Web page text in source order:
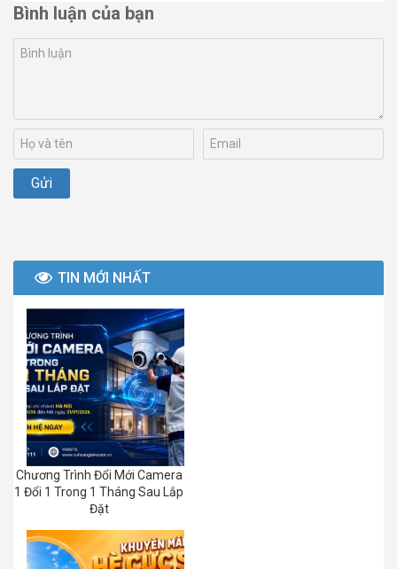
Bình luận của bạn
TIN MỚI NHẤT
Chương Trình Đổi Mới Camera
1 Đổi 1 Trong 1 Tháng Sau Lắp
Đặt